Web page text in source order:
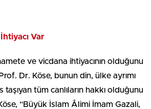
Var
ve vicdana ihtiyacının olduğunu
Dr. Köse, bunun din, ülke ayrımı
tüm canlıların hakkı olduğunu
“Büyük İslam Âlimi İmam Gazali,